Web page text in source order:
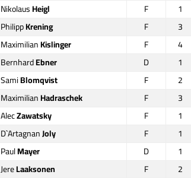
NikolausHeigl F 1
PhilippKrening F 3
MaximilianKislinger F 4
BernhardEbner D 1
SamiBlomqvist F 2
MaximilianHadraschek F 3
AlecZawatsky F 1
D`ArtagnanJoly F 1
PaulMayer D 1
JereLaaksonen F 2